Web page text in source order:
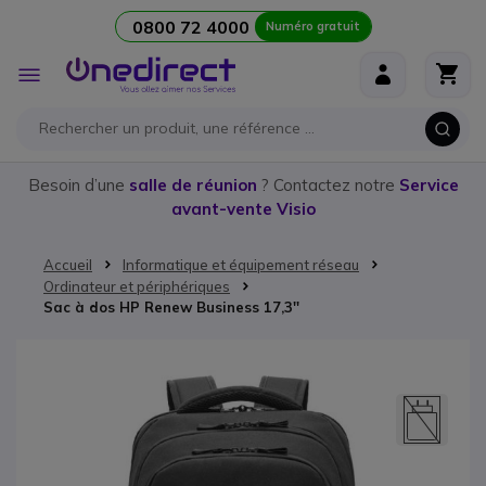
0800 72 4000 Numéro gratuit
Affichage
navigation
Besoin d’une salle de réunion ? Contactez notre Service
avant-vente Visio
Accueil
Informatique et équipement réseau
Ordinateur et périphériques
Sac à dos HP Renew Business 17,3''